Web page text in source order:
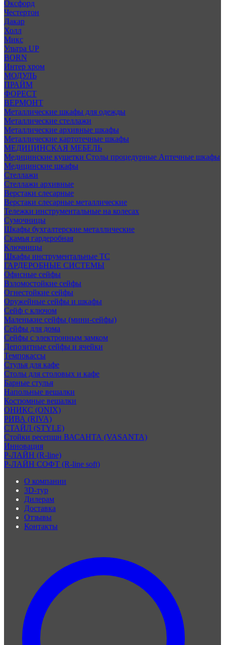
Оксфорд
Честертон
Дакар
Холл
Микс
Ультра UP
BORN
Интер хром
МОДУЛЬ
ПРАЙМ
ФОРЕСТ
ВЕРМОНТ
Металлические шкафы для одежды
Металлические стеллажи
Металлические архивные шкафы
Металлические картотечные шкафы
МЕДИЦИНСКАЯ МЕБЕЛЬ
Медицинские кушетки Столы процедурные Аптечные шкафы
Медицинские шкафы
Стеллажи
Стеллажи архивные
Верстаки слесарные
Верстаки слесарные металлические
Тележки инструментальные на колесах
Сумочницы
Шкафы бухгалтерские металлические
Скамья гардеробная
Ключницы
Шкафы инструментальные ТС
ГАРДЕРОБНЫЕ СИСТЕМЫ
Офисные сейфы
Взломостойкие сейфы
Огнестойкие сейфы
Оружейные сейфы и шкафы
Сейф с ключом
Маленькие сейфы (мини-сейфы)
Сейфы для дома
Сейфы с электронным замком
Депозитные сейфы и ячейки
Темпокассы
Стулья для кафе
Столы для столовых и кафе
Барные стулья
Напольные вешалки
Костюмные вешалки
ОНИКС (ONIX)
РИВА (RIVA)
СТАЙЛ (STYLE)
Стойки ресепшн ВАСАНТА (VASANTA)
Инновация
Р-ЛАЙН (R-line)
Р-ЛАЙН СОФТ (R-line soft)
О компании
3D-тур
Дилерам
Доставка
Отзывы
Контакты